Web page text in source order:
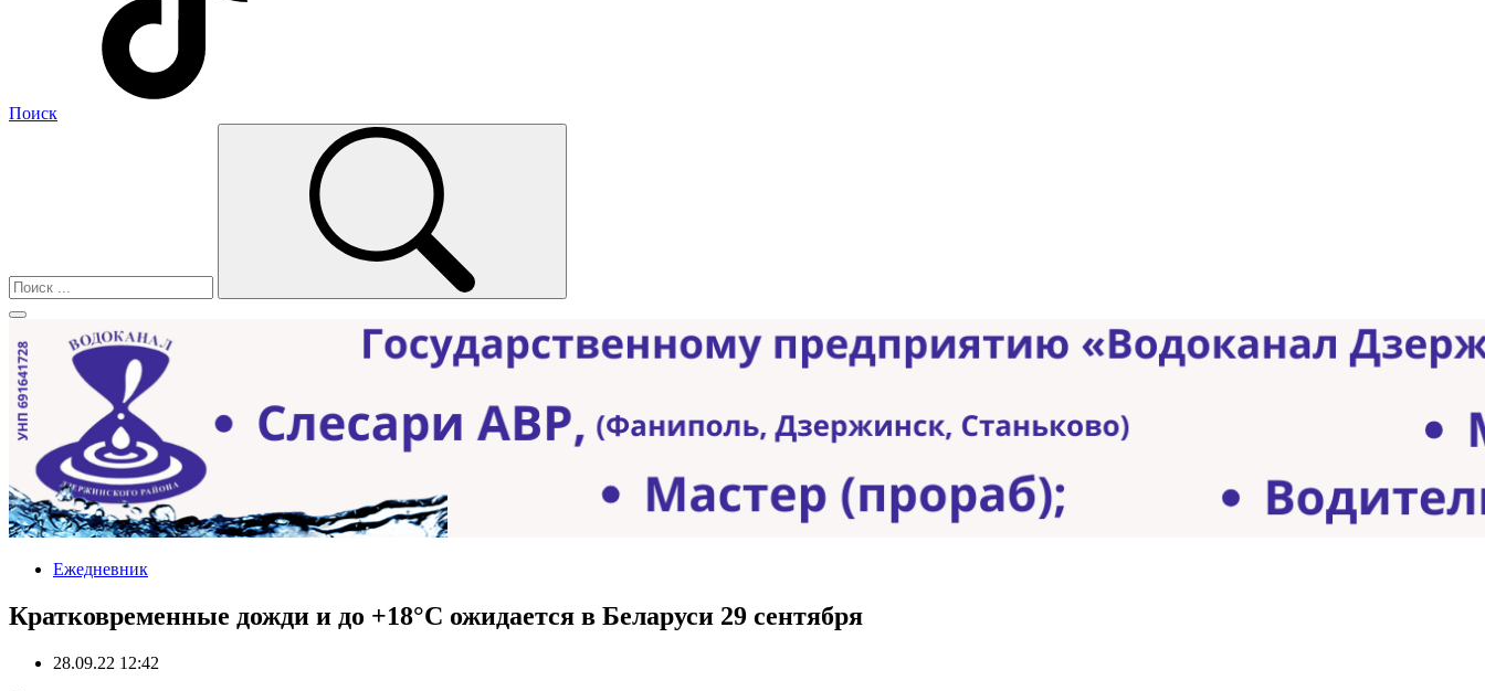
Поиск
Ежедневник
Кратковременные дожди и до +18°С ожидается в Беларуси 29 сентября
28.09.22 12:42